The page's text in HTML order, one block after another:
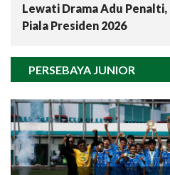
Lewati Drama Adu Penalti,
Piala Presiden 2026
PERSEBAYA JUNIOR